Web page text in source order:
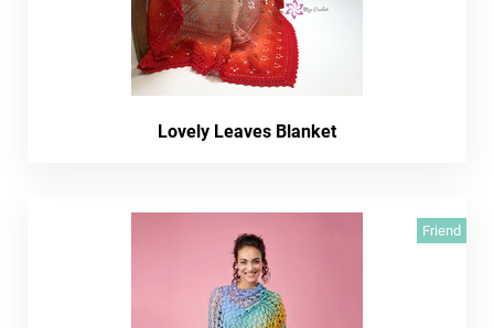
Lovely Leaves Blanket
Friend